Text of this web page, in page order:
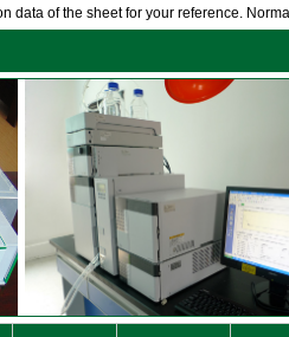
of the sheet for your reference.